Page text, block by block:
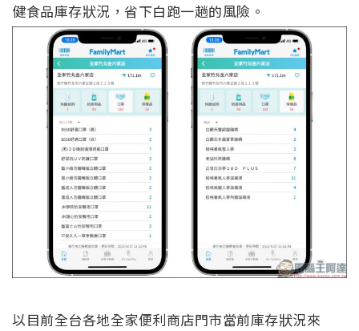
健食品庫存狀況，省下白跑一趟的風險。
以目前全台各地全家便利商店門市當前庫存狀況來